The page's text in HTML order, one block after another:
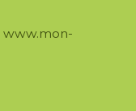
www.mon-